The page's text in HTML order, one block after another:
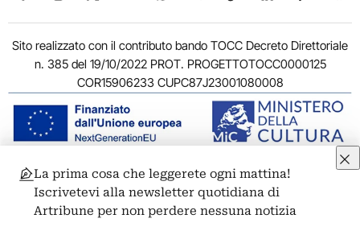
Sito realizzato con il contributo bando TOCC Decreto Direttoriale
n. 385 del 19/10/2022 PROT. PROGETTOTOCC0000125
COR15906233 CUPC87J23001080008
© 2011-2026 ARTRIBUNE srl – Corso Vittorio Emanuele II, 287 –
00186 Roma - P.I. 11381581005
Privacy: Responsabile della protezione dei dati personali
La prima cosa che leggerete ogni mattina!
Iscrivetevi alla newsletter quotidiana di
Artribune per non perdere nessuna notizia